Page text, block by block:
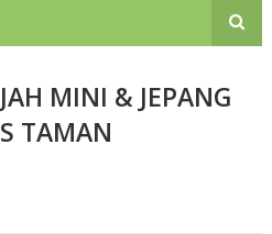
MINI & JEPANG
TAMAN